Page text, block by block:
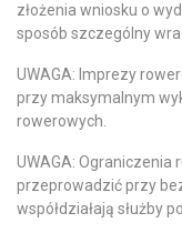
złożenia wniosku o
sposób szczególny
UWAGA: Imprezy
przy maksymalnym
rowerowych.
UWAGA:
przeprowadzić przy
współdziałają służby